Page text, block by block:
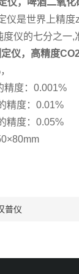
仪，啤酒二氧
仪是世界上精
仪的七分之一
仪，高精度
精度：0.001%
精度：0.01%
精度：0.05%
普仪